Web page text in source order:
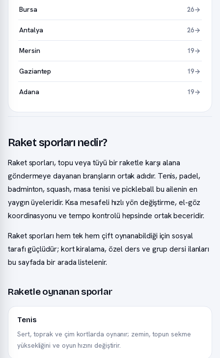
Bursa 26
Antalya 26
Mersin 19
Gaziantep 19
Adana 19
Raket sporları nedir?
Raket sporları, topu veya tüyü bir raketle karşı alana
göndermeye dayanan branşların ortak adıdır. Tenis, padel,
badminton, squash, masa tenisi ve pickleball bu ailenin en
yaygın üyeleridir. Kısa mesafeli hızlı yön değiştirme, el-göz
koordinasyonu ve tempo kontrolü hepsinde ortak beceridir.
Raket sporları hem tek hem çift oynanabildiği için sosyal
tarafı güçlüdür; kort kiralama, özel ders ve grup dersi ilanları
bu sayfada bir arada listelenir.
Raketle oynanan sporlar
Tenis
Sert, toprak ve çim kortlarda oynanır; zemin, topun sekme
yüksekliğini ve oyun hızını değiştirir.